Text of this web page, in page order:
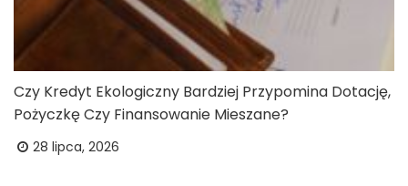
Czy Kredyt Ekologiczny Bardziej Przypomina Dotację,
Pożyczkę Czy Finansowanie Mieszane?
28 lipca, 2026